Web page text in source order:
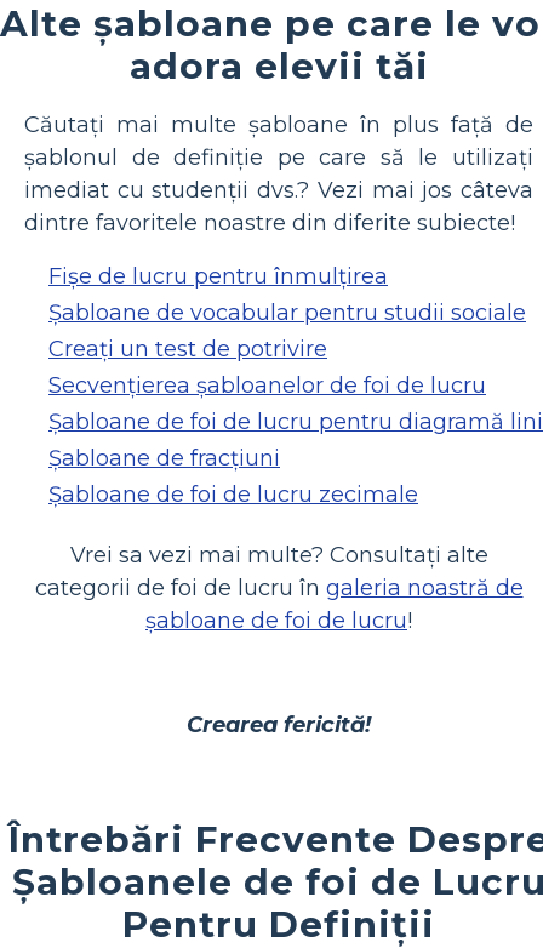
Alte șabloane pe care le
adora elevii tăi
Căutați mai multe șabloane în plus față de
șablonul de definiție pe care să le utilizați
imediat cu studenții dvs.? Vezi mai jos câteva
dintre favoritele noastre din diferite subiecte!
Fișe de lucru pentru înmulțirea
Șabloane de vocabular pentru studii sociale
Creați un test de potrivire
Secvențierea șabloanelor de foi de lucru
Șabloane de foi de lucru pentru diagramă
Șabloane de fracțiuni
Șabloane de foi de lucru zecimale
Vrei sa vezi mai multe? Consultați alte
categorii de foi de lucru în galeria noastră de
șabloane de foi de lucru!
Crearea fericită!
Întrebări Frecvente
Șabloanele de foi de
Pentru Definiții